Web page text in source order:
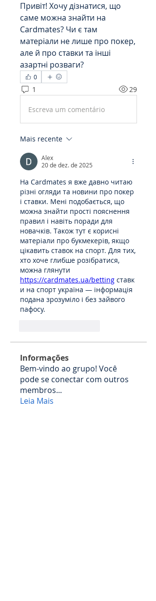
Привіт! Хочу дізнатися, що
саме можна знайти на
Cardmates? Чи є там
матеріали не лише про покер,
але й про ставки та інші
азартні розваги?
0
1 29
Escreva um comentário
Mais recente
Alex
20 de dez. de 2025
На Cardmates я вже давно читаю
різні огляди та новини про покер
і ставки. Мені подобається, що
можна знайти прості пояснення
правил і навіть поради для
новачків. Також тут є корисні
матеріали про букмекерів, якщо
цікавить ставок на спорт. Для тих,
хто хоче глибше розібратися,
https://cardmates.ua/betting ставк
и на спорт україна — інформація
подана зрозуміло і без зайвого
пафосу.
Informações
Bem-vindo ao grupo! Você
pode se conectar com outros
membros...
Leia Mais